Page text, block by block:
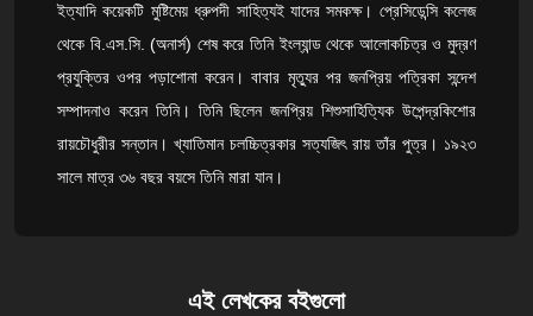
ইত্যাদি কয়েকটি মুষ্টিমেয় ধ্রুপদী সাহিত্যই যাদের সমকক্ষ। প্রেসিডেন্সি কলেজ
থেকে বি.এস.সি. (অনার্স) শেষ করে তিনি ইংল্যান্ড থেকে আলোকচিত্র ও মুদ্রণ
প্রযুক্তির ওপর পড়াশোনা করেন। বাবার মৃত্যুর পর জনপ্রিয় পত্রিকা সন্দেশ
সম্পাদনাও করেন তিনি। তিনি ছিলেন জনপ্রিয় শিশুসাহিত্যিক উপেন্দ্রকিশোর
রায়চৌধুরীর সন্তান। খ্যাতিমান চলচ্চিত্রকার সত্যজিৎ রায় তাঁর পুত্র। ১৯২৩
সালে মাত্র ৩৬ বছর বয়সে তিনি মারা যান।
এই লেখকের বইগুলো